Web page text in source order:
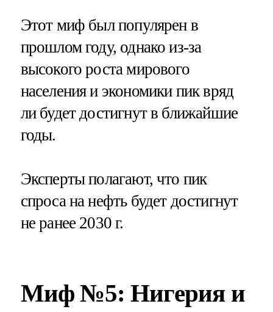
Этот миф был популярен в
прошлом году, однако из-за
высокого роста мирового
населения и экономики пик вряд
ли будет достигнут в ближайшие
годы.
Эксперты полагают, что пик
спроса на нефть будет достигнут
не ранее 2030 г.
Миф №5: Нигерия и